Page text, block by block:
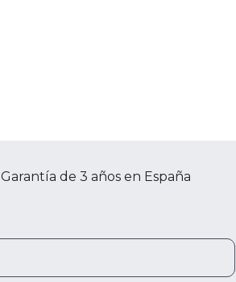
Garantía de 3 años en España